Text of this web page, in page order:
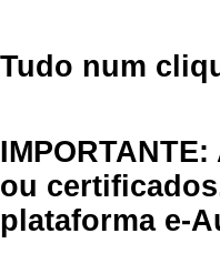
Tudo num
ou
plataforma e-